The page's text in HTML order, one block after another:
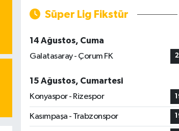
Süper Lig Fikstür
14 Ağustos, Cuma
Galatasaray - Çorum FK
15 Ağustos, Cumartesi
Konyaspor - Rizespor
Kasımpaşa - Trabzonspor